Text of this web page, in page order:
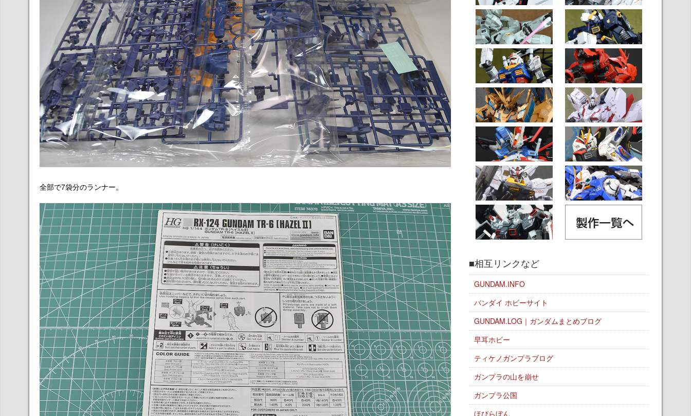
全部で7袋分のランナー。
■相互リンクなど
GUNDAM.INFO
バンダイ ホビーサイト
GUNDAM.LOG｜ガンダムまとめブログ
早耳ホビー
ティケノガンプラブログ
ガンプラの山を崩せ
ガンプラ公国
ほびらぼん